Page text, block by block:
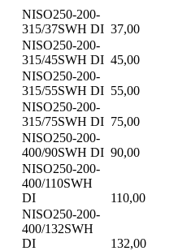
NISO250-200-
315/37SWH DI 37,00
NISO250-200-
315/45SWH DI 45,00
NISO250-200-
315/55SWH DI 55,00
NISO250-200-
315/75SWH DI 75,00
NISO250-200-
400/90SWH DI 90,00
NISO250-200-
400/110SWH
DI
110,00
NISO250-200-
400/132SWH
DI
132,00